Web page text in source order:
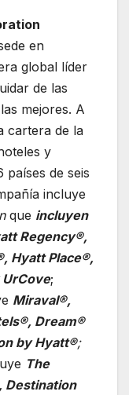
en
global líder
de las
mejores. A
cartera de la
y
países de seis
incluye
que incluyen
Regency®,
Hyatt Place®,
;
Miraval®,
Dream®
by Hyatt®;
The
Destination